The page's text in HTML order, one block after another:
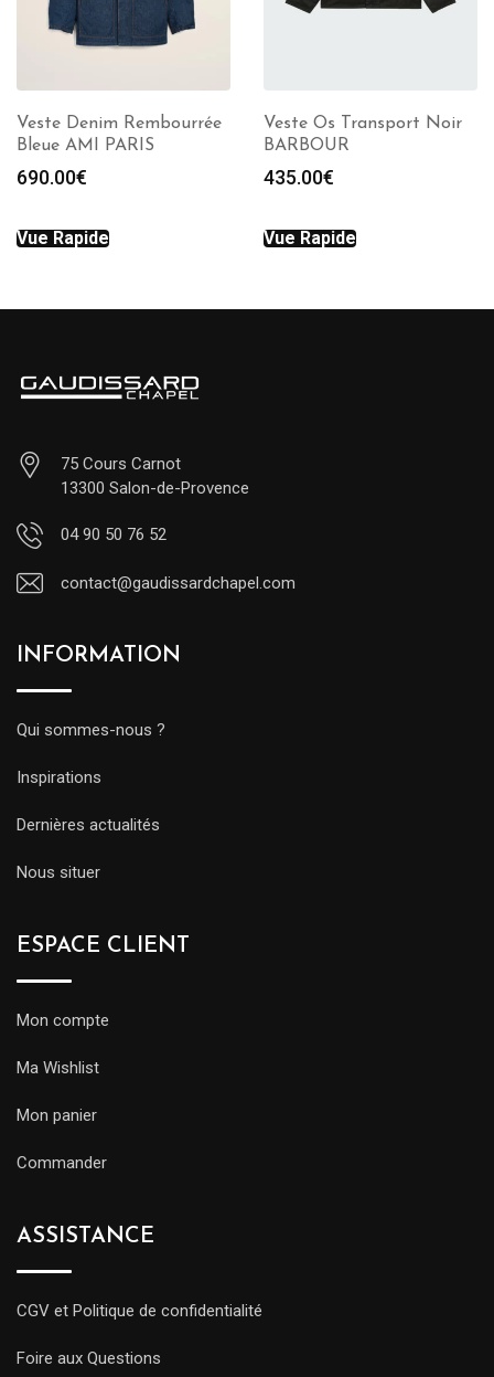
Veste Denim Rembourrée
Bleue AMI PARIS
690.00€
Vue Rapide
Veste Os Transport Noir
BARBOUR
435.00€
Vue Rapide
75 Cours Carnot
13300 Salon-de-Provence
04 90 50 76 52
contact@gaudissardchapel.com
INFORMATION
Qui sommes-nous ?
Inspirations
Dernières actualités
Nous situer
ESPACE CLIENT
Mon compte
Ma Wishlist
Mon panier
Commander
ASSISTANCE
CGV et Politique de confidentialité
Foire aux Questions